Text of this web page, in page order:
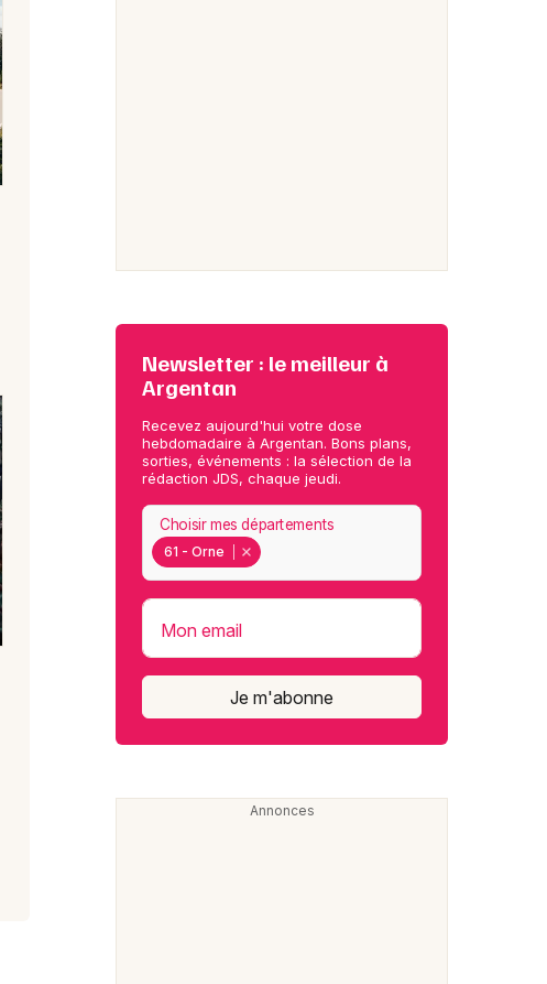
Newsletter : le meilleur à
Argentan
Recevez aujourd'hui votre dose
hebdomadaire à Argentan. Bons plans,
sorties, événements : la sélection de la
rédaction JDS, chaque jeudi.
61 - Orne
Choisir mes départements
Mon email
Je m'abonne